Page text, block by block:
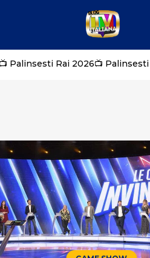
📺 Palinsesti Rai 2026📺